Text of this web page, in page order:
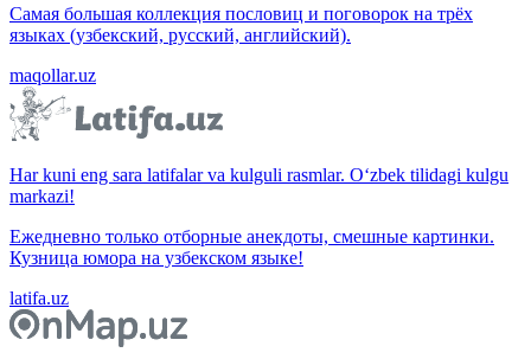
Самая большая коллекция пословиц и поговорок на трёх
языках (узбекский, русский, английский).
maqollar.uz
Har kuni eng sara latifalar va kulguli rasmlar. O‘zbek tilidagi kulgu
markazi!
Ежедневно только отборные анекдоты, смешные картинки.
Кузница юмора на узбекском языке!
latifa.uz